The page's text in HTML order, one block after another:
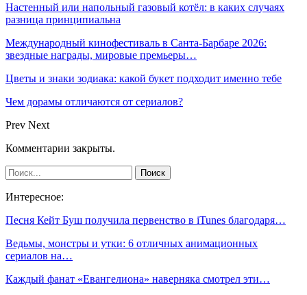
Настенный или напольный газовый котёл: в каких случаях
разница принципиальна
Международный кинофестиваль в Санта-Барбаре 2026:
звездные награды, мировые премьеры…
Цветы и знаки зодиака: какой букет подходит именно тебе
Чем дорамы отличаются от сериалов?
Prev Next
Комментарии закрыты.
Интересное:
Песня Кейт Буш получила первенство в iTunes благодаря…
Ведьмы, монстры и утки: 6 отличных анимационных
сериалов на…
Каждый фанат «Евангелиона» наверняка смотрел эти…